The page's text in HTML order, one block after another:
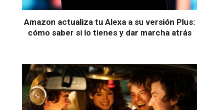
Amazon actualiza tu Alexa a su versión Plus:
cómo saber si lo tienes y dar marcha atrás